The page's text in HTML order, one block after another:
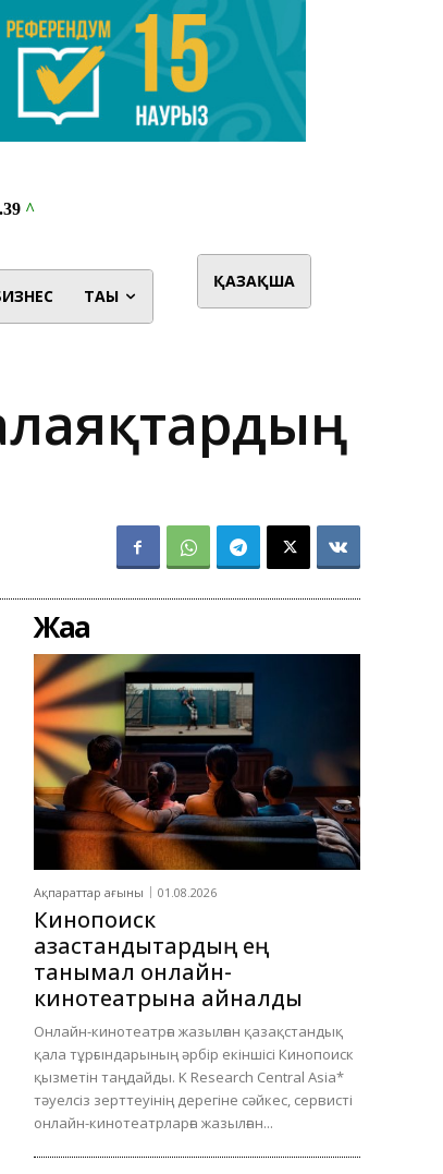
ТАҒЫ
ҚАЗАҚША
Жаңа
Ақпараттар ағыны 01.08.2026
Кинопоиск
қазақстандықтардың ең
танымал онлайн-
кинотеатрына айналды
Онлайн-кинотеатрға жазылған қазақстандық
қала тұрғындарының әрбір екіншісі Кинопоиск
қызметін таңдайды. K Research Central Asia*
тәуелсіз зерттеуінің дерегіне сәйкес, сервисті
онлайн-кинотеатрларға жазылған...